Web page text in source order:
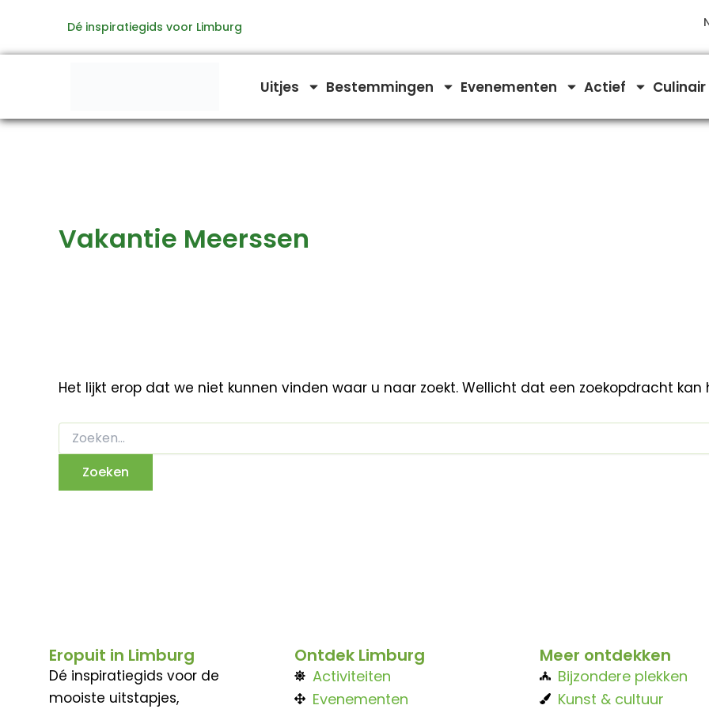
de
Dé inspiratiegids voor Limburg
Uitjes Bestemmingen Evenementen Actief Culinair
Vakantie Meerssen
Het lijkt erop dat we niet kunnen vinden waar u naar zoekt. Wellicht dat een zoekopdracht kan
naar:
Eropuit in Limburg
Dé inspiratiegids voor de
mooiste uitstapjes,
Ontdek Limburg
Activiteiten
Evenementen
Meer ontdekken
Bijzondere plekken
Kunst & cultuur